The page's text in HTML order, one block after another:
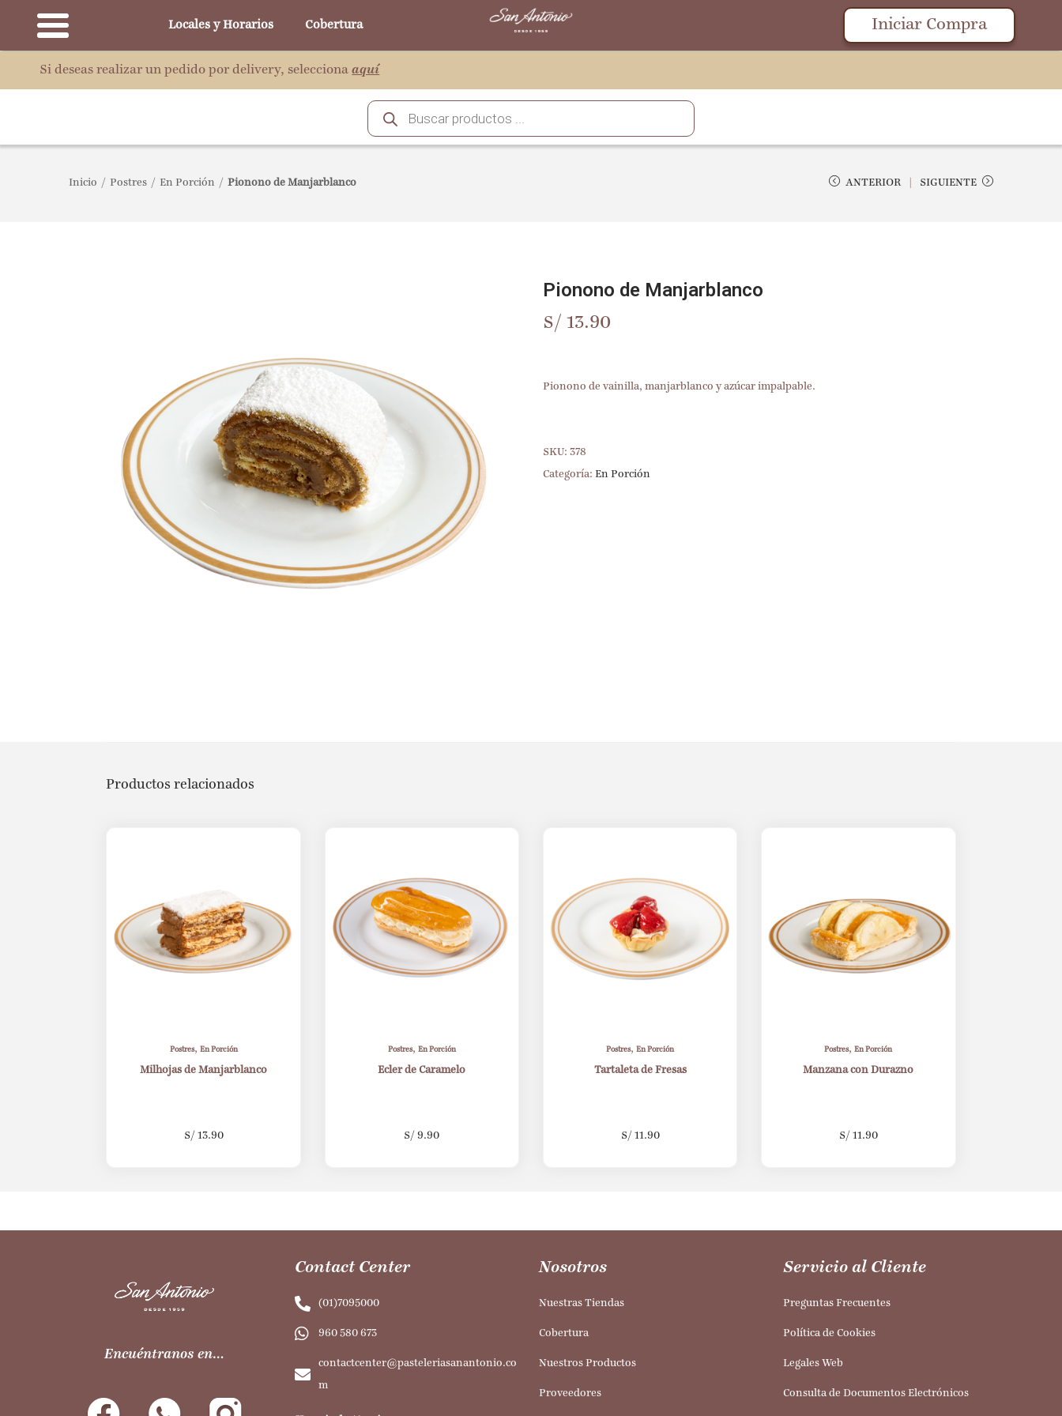
Locales y Horarios Cobertura Iniciar Compra
Si deseas realizar un pedido por delivery, seleccionaaquí
Inicio / Postres / En Porción / Pionono de Manjarblanco ANTERIOR SIGUIENTE
Pionono de Manjarblanco
S/ 13.90
Pionono de vainilla, manjarblanco y azúcar impalpable.
SKU: 378
Categoría: En Porción
Productos relacionados
Postres, En Porción
Milhojas de Manjarblanco
S/ 13.90
Postres, En Porción
Ecler de Caramelo
S/ 9.90
Postres,En Porción
Tartaleta de Fresas
S/ 11.90
Postres,En Porción
Manzana con Durazno
S/ 11.90
Encuéntranos en…
Contact Center
(01)7095000
960 580 673
contactcenter@pasteleriasanantonio.co
m
Nosotros
Nuestras Tiendas
Cobertura
Nuestros Productos
Proveedores
Servicio al Cliente
Preguntas Frecuentes
Política de Cookies
Legales Web
Consulta de Documentos Electrónicos